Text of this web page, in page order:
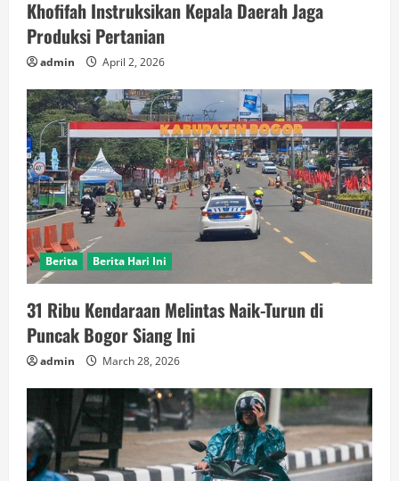
Khofifah Instruksikan Kepala Daerah Jaga
Produksi Pertanian
admin April 2, 2026
Berita Berita Hari Ini
31 Ribu Kendaraan Melintas Naik-Turun di
Puncak Bogor Siang Ini
admin March 28, 2026